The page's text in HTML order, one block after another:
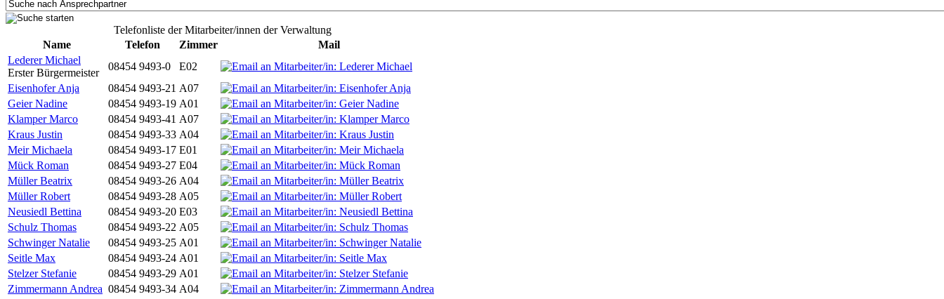
Telefonliste der Mitarbeiter/innen der Verwaltung
Name
Telefon Zimmer
Mail
Lederer Michael
Erster Bürgermeister
08454 9493-0
E02
Eisenhofer Anja
08454 9493-21 A07
Geier Nadine
08454 9493-19 A01
Klamper Marco
08454 9493-41 A07
Kraus Justin
08454 9493-33 A04
Meir Michaela
08454 9493-17 E01
Mück Roman
08454 9493-27 E04
Müller Beatrix
08454 9493-26 A04
Müller Robert
08454 9493-28 A05
Neusiedl Bettina
08454 9493-20 E03
Schulz Thomas
08454 9493-22 A05
Schwinger Natalie
08454 9493-25 A01
Seitle Max
08454 9493-24 A01
Stelzer Stefanie
08454 9493-29 A01
Zimmermann Andrea 08454 9493-34 A04